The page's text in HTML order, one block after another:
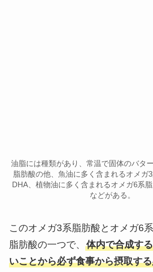
油脂には種類があり、常温で固体のバタ
脂肪酸の他、魚油に多く含まれるオメガ
DHA、植物油に多く含まれるオメガ6系
などがある。
このオメガ3系脂肪酸とオメガ6
脂肪酸の一つで、 体内で合成す
いことから必ず食事から摂取す